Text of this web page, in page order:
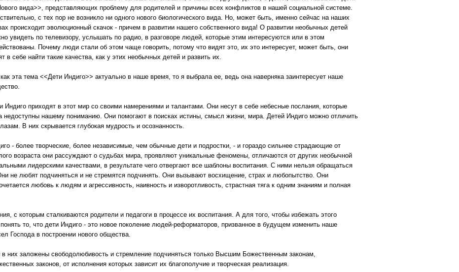
вида>>, представляющих проблему для родителей и причины всех конфликтов в нашей социальной системе.
с тех пор не возникло ни одного нового биологического вида. Но, может быть, именно сейчас на наших
происходит эволюционный скачок - причем в развитии нашего собственного вида! О развитии необычных детей
увидеть по телевизору, услышать по радио, в разговоре людей, которые этим интересуются или в этом
Почему люди стали об этом чаще говорить, потому что видят это, их это интересует, может быть, они
в себе найти такие качества, как у этих необычных детей и развить их.
эта тема <<Дети Индиго>> актуально в наше время, то я выбрала ее, ведь она наверняка заинтересует наше
Индиго приходят в этот мир со своими намерениями и талантами. Они несут в себе небесные послания, которые
недоступны нашему пониманию. Они помогают в поисках истины, смысл жизни, мира. Детей Индиго можно отличить
В них скрывается глубокая мудрость и осознанность.
- более творческие, более независимые, чем обычные дети и подростки, - и гораздо сильнее страдающие от
возраста они рассуждают о судьбах мира, проявляют уникальные феномены, отличаются от других необычной
лидерскими качествами, в результате чего отвергают все шаблоны воспитания. С ними нельзя обращаться
не любят подчиняться и не стремятся подчинять. Они вызывают восхищение, страх и любопытство. Они
любовь к людям и агрессивность, наивность и изворотливость, страстная тяга к одним знаниям и полная
с которым сталкиваются родители и педагоги в процессе их воспитания. А для того, чтобы избежать этого
то, что дети Индиго - это новое поколение людей-реформаторов, призванное в будущем изменить наше
Господа в построении нового общества.
них заложены свободолюбивость и стремление подчиняться только Высшим Божественным законам,
законов, от исполнения которых зависит их благополучие и творческая реализация.